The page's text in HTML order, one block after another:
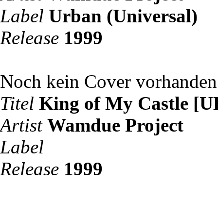
Label Urban (Universal)
Release 1999
Noch kein Cover vorhanden
Titel King of My Castle
Artist Wamdue Project
Label
Release 1999